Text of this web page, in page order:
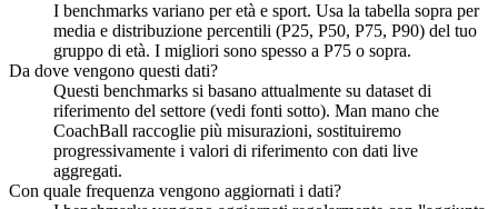
I benchmarks variano per età e sport. Usa la tabella sopra per
media e distribuzione percentili (P25, P50, P75, P90) del tuo
gruppo di età. I migliori sono spesso a P75 o sopra.
Da dove vengono questi dati?
Questi benchmarks si basano attualmente su dataset di
riferimento del settore (vedi fonti sotto). Man mano che
CoachBall raccoglie più misurazioni, sostituiremo
progressivamente i valori di riferimento con dati live
aggregati.
Con quale frequenza vengono aggiornati i dati?